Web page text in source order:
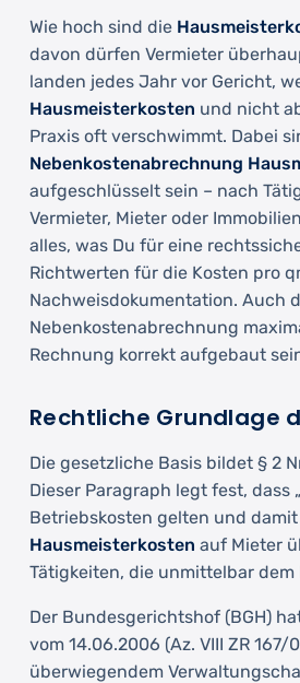
Wie hoch sind die
davon dürfen Vermieter
landen jedes Jahr vor Gericht,
Hausmeisterkosten und nicht
Praxis oft verschwimmt. Dabei
Nebenkostenabrechnung
aufgeschlüsselt sein – nach
Vermieter, Mieter oder
alles, was Du für eine
Richtwerten für die Kosten pro
Nachweisdokumentation. Auch
Nebenkostenabrechnung
Rechnung korrekt aufgebaut
Rechtliche Grundlage
Die gesetzliche Basis bildet § 2
Dieser Paragraph legt fest,
Betriebskosten gelten und
Hausmeisterkosten auf Mieter
Tätigkeiten, die unmittelbar
Der Bundesgerichtshof (BGH)
vom 14.06.2006 (Az. VIII ZR
überwiegendem